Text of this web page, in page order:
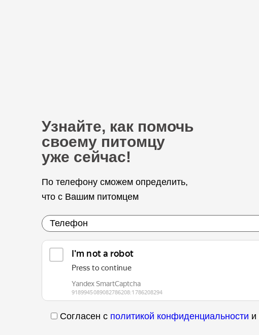
Узнайте, как помочь
своему питомцу
уже сейчас!
По телефону сможем определить,
что с Вашим питомцем
Согласен с политикой конфиденциальности и